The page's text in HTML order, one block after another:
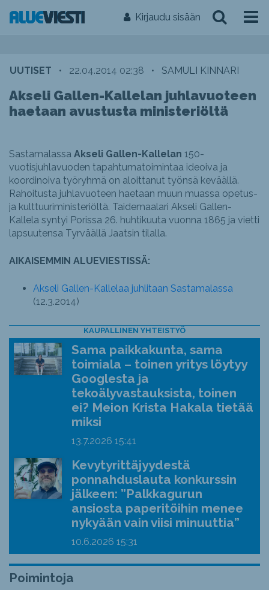
Kirjaudu sisään
UUTISET • 22.04.2014 02:38 • SAMULI KINNARI
Akseli Gallen-Kallelan juhlavuoteen
haetaan avustusta ministeriöltä
Sastamalassa Akseli Gallen-Kallelan 150-
vuotisjuhlavuoden tapahtumatoimintaa ideoiva ja
koordinoiva työryhmä on aloittanut työnsä keväällä.
Rahoitusta juhlavuoteen haetaan muun muassa opetus-
ja kulttuuriministeriöltä. Taidemaalari Akseli Gallen-
Kallela syntyi Porissa 26. huhtikuuta vuonna 1865 ja vietti
lapsuutensa Tyrväällä Jaatsin tilalla.
AIKAISEMMIN ALUEVIESTISSÄ:
Akseli Gallen-Kallelaa juhlitaan Sastamalassa
(12.3.2014)
KAUPALLINEN YHTEISTYÖ
Sama paikkakunta, sama
toimiala – toinen yritys löytyy
Googlesta ja
tekoälyvastauksista, toinen
ei? Meion Krista Hakala tietää
miksi
13.7.2026 15:41
Kevytyrittäjyydestä
ponnahduslauta konkurssin
jälkeen: ”Palkkagurun
ansiosta paperitöihin menee
nykyään vain viisi minuuttia”
10.6.2026 15:31
Poimintoja